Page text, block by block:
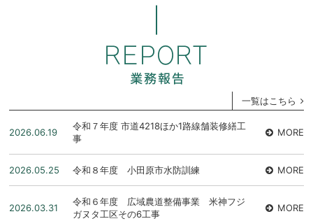
一覧はこちら
2026.06.19
令和７年度 市道4218ほか1路線舗装修繕工
事
MORE
2026.05.25 令和８年度 小田原市水防訓練 MORE
2026.03.31
令和６年度 広域農道整備事業 米神フジ
ガヌタ工区その6工事
MORE